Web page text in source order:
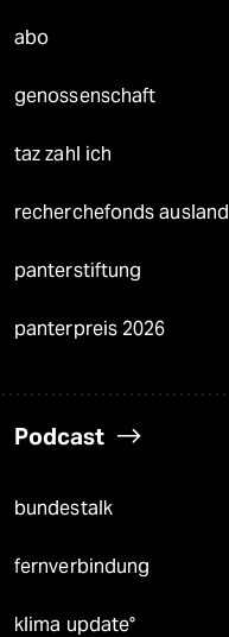
abo
genossenschaft
taz zahl ich
recherchefonds ausland
panterstiftung
panterpreis 2026
Podcast
bundestalk
fernverbindung
klima update°